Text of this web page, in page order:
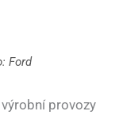
Ford
provozy